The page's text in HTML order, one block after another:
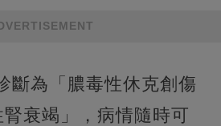
斷為「膿毒性休克創傷
衰竭」，病情隨時可